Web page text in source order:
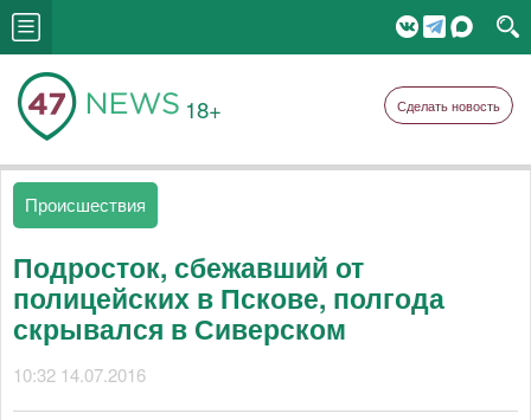
18+ Сделать новость
Происшествия
Подросток, сбежавший от
полицейских в Пскове, полгода
скрывался в Сиверском
10:32 14.07.2016